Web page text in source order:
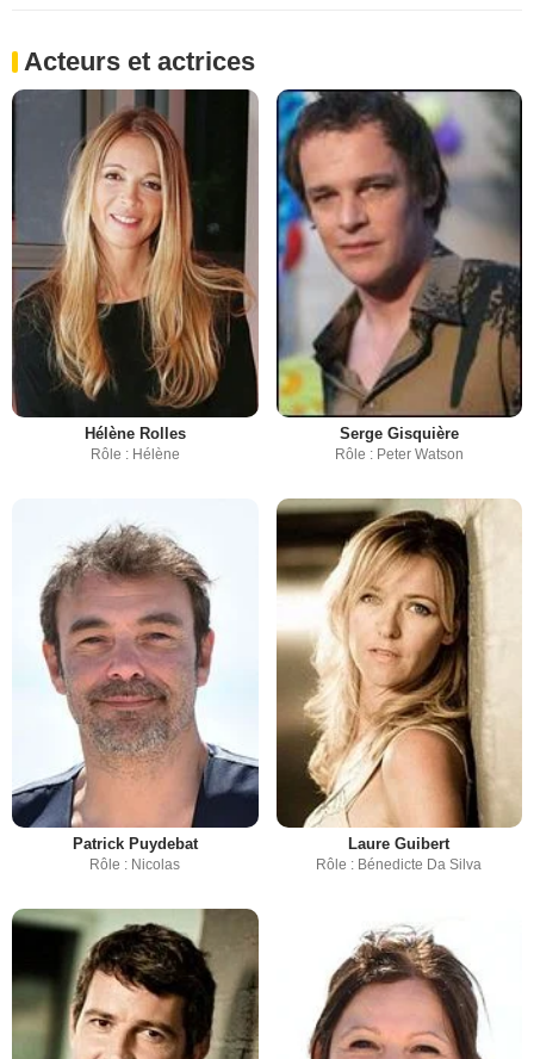
Acteurs et actrices
Hélène Rolles
Rôle : Hélène
Serge Gisquière
Rôle : Peter Watson
Patrick Puydebat
Rôle : Nicolas
Laure Guibert
Rôle : Bénedicte Da Silva